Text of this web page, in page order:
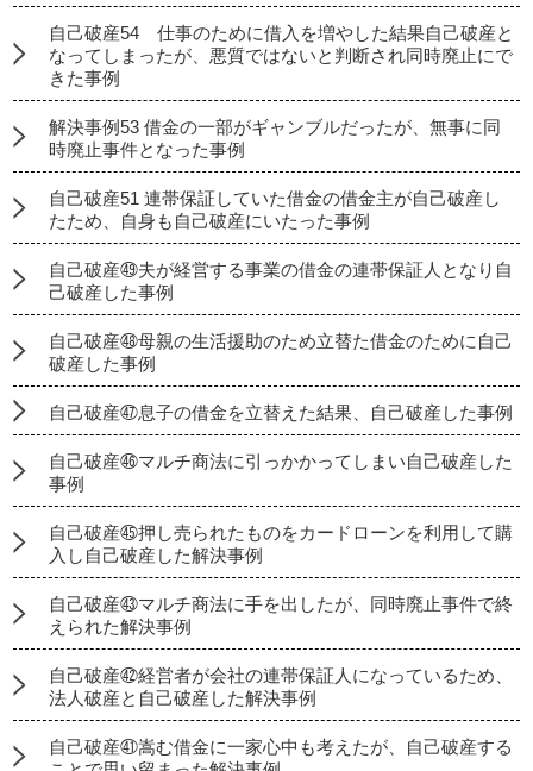
自己破産54 仕事のために借入を増やした結果自己破産と
なってしまったが、悪質ではないと判断され同時廃止にで
きた事例
解決事例53 借金の一部がギャンブルだったが、無事に同
時廃止事件となった事例
自己破産51 連帯保証していた借金の借金主が自己破産し
たため、自身も自己破産にいたった事例
自己破産㊾夫が経営する事業の借金の連帯保証人となり自
己破産した事例
自己破産㊽母親の生活援助のため立替た借金のために自己
破産した事例
自己破産㊼息子の借金を立替えた結果、自己破産した事例
自己破産㊻マルチ商法に引っかかってしまい自己破産した
事例
自己破産㊺押し売られたものをカードローンを利用して購
入し自己破産した解決事例
自己破産㊸マルチ商法に手を出したが、同時廃止事件で終
えられた解決事例
自己破産㊷経営者が会社の連帯保証人になっているため、
法人破産と自己破産した解決事例
自己破産㊶嵩む借金に一家心中も考えたが、自己破産する